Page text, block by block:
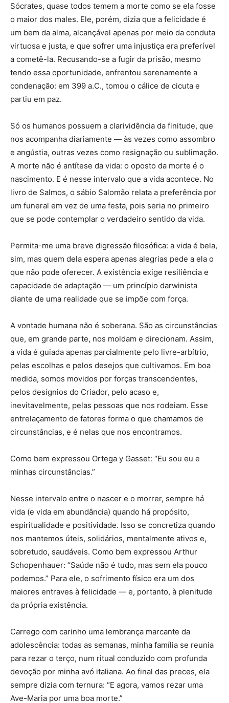
Sócrates, quase todos temem a morte como se ela fosse
o maior dos males. Ele, porém, dizia que a felicidade é
um bem da alma, alcançável apenas por meio da conduta
virtuosa e justa, e que sofrer uma injustiça era preferível
a cometê-la. Recusando-se a fugir da prisão, mesmo
tendo essa oportunidade, enfrentou serenamente a
condenação: em 399 a.C., tomou o cálice de cicuta e
partiu em paz.
Só os humanos possuem a clarividência da finitude, que
nos acompanha diariamente — às vezes como assombro
e angústia, outras vezes como resignação ou sublimação.
A morte não é antítese da vida: o oposto da morte é o
nascimento. E é nesse intervalo que a vida acontece. No
livro de Salmos, o sábio Salomão relata a preferência por
um funeral em vez de uma festa, pois seria no primeiro
que se pode contemplar o verdadeiro sentido da vida.
Permita-me uma breve digressão filosófica: a vida é bela,
sim, mas quem dela espera apenas alegrias pede a ela o
que não pode oferecer. A existência exige resiliência e
capacidade de adaptação — um princípio darwinista
diante de uma realidade que se impõe com força.
A vontade humana não é soberana. São as circunstâncias
que, em grande parte, nos moldam e direcionam. Assim,
a vida é guiada apenas parcialmente pelo livre-arbítrio,
pelas escolhas e pelos desejos que cultivamos. Em boa
medida, somos movidos por forças transcendentes,
pelos desígnios do Criador, pelo acaso e,
inevitavelmente, pelas pessoas que nos rodeiam. Esse
entrelaçamento de fatores forma o que chamamos de
circunstâncias, e é nelas que nos encontramos.
Como bem expressou Ortega y Gasset: “Eu sou eu e
minhas circunstâncias.”
Nesse intervalo entre o nascer e o morrer, sempre há
vida (e vida em abundância) quando há propósito,
espiritualidade e positividade. Isso se concretiza quando
nos mantemos úteis, solidários, mentalmente ativos e,
sobretudo, saudáveis. Como bem expressou Arthur
Schopenhauer: “Saúde não é tudo, mas sem ela pouco
podemos.” Para ele, o sofrimento físico era um dos
maiores entraves à felicidade — e, portanto, à plenitude
da própria existência.
Carrego com carinho uma lembrança marcante da
adolescência: todas as semanas, minha família se reunia
para rezar o terço, num ritual conduzido com profunda
devoção por minha avó italiana. Ao final das preces, ela
sempre dizia com ternura: “E agora, vamos rezar uma
Ave-Maria por uma boa morte.”